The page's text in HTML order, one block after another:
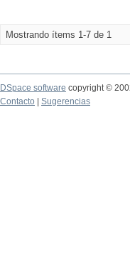
Mostrando ítems 1-7 de 1
DSpace software copyright ©
Contacto
Sugerencias